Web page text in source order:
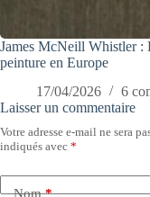
James McNeill Whistler :
peinture en Europe
17/04/2026
6
Laisser un commentaire
Votre adresse e-mail ne sera
indiqués avec *
Nom*